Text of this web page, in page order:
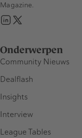
Onderwerpen
Community Nieuws
Dealflash
Insights
Interview
League Tables
Magazine.